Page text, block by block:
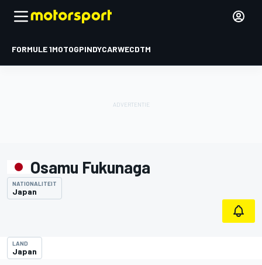
FORMULE 1MOTOGPINDYCARWECDTM
Osamu Fukunaga
NATIONALITEIT
Japan
LAND
Japan